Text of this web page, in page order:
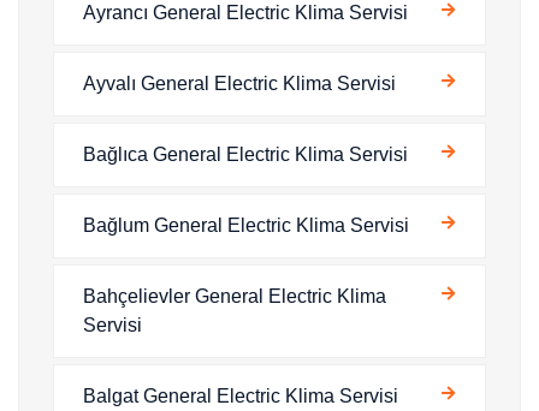
Ayrancı General Electric Klima Servisi
Ayvalı General Electric Klima Servisi
Bağlıca General Electric Klima Servisi
Bağlum General Electric Klima Servisi
Bahçelievler General Electric Klima
Servisi
Balgat General Electric Klima Servisi